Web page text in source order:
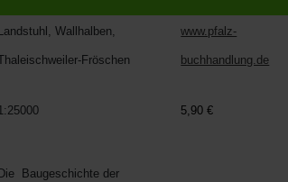
Landstuhl, Wallhalben,
Fröschen
www.pfalz-
buchhandlung.de
5,90 €
Die Baugeschichte der